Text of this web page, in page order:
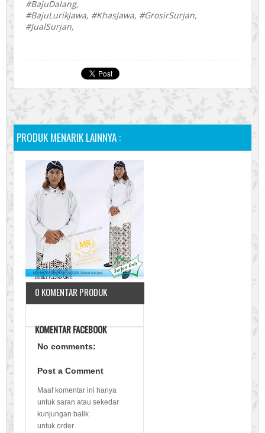
#BajuDalang,
#BajuLurikJawa, #KhasJawa, #GrosirSurjan,
#JualSurjan,
PRODUK MENARIK LAINNYA :
0 KOMENTAR PRODUK
KOMENTAR FACEBOOK
No comments:
Post a Comment
Maaf komentar ini hanya
untuk saran atau sekedar
kunjungan balik
untuk order